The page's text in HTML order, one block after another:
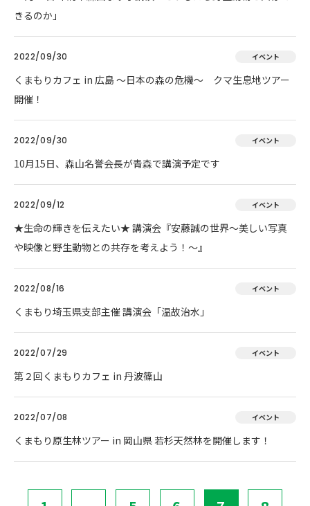
きるのか」
2022/09/30 イベント
くまもりカフェ in 広島 ～日本の森の危機～ クマ生息地ツアー
開催！
2022/09/30 イベント
10月15日、森山名誉会長が青森で講演予定です
2022/09/12 イベント
★生命の輝きを伝えたい★ 講演会『安藤誠の世界～美しい写真
や映像と野生動物との共存を考えよう！～』
2022/08/16 イベント
くまもり埼玉県支部主催 講演会「温故治水」
2022/07/29 イベント
第２回くまもりカフェ in 丹波篠山
2022/07/08 イベント
くまもり原生林ツアー in 岡山県 若杉天然林を開催します！